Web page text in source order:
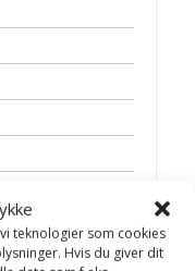
teknologier som cookies
Hvis du giver dit